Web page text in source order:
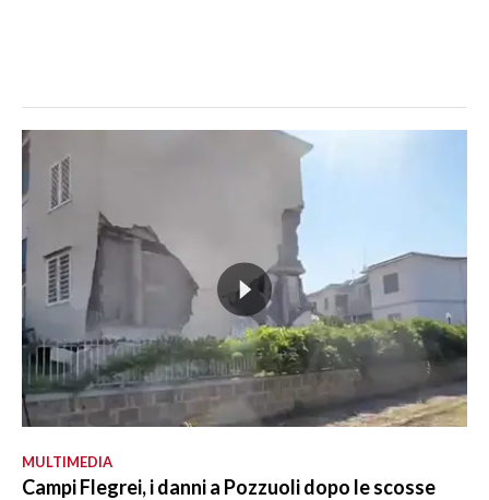
MULTIMEDIA
Campi Flegrei, i danni a Pozzuoli dopo le scosse